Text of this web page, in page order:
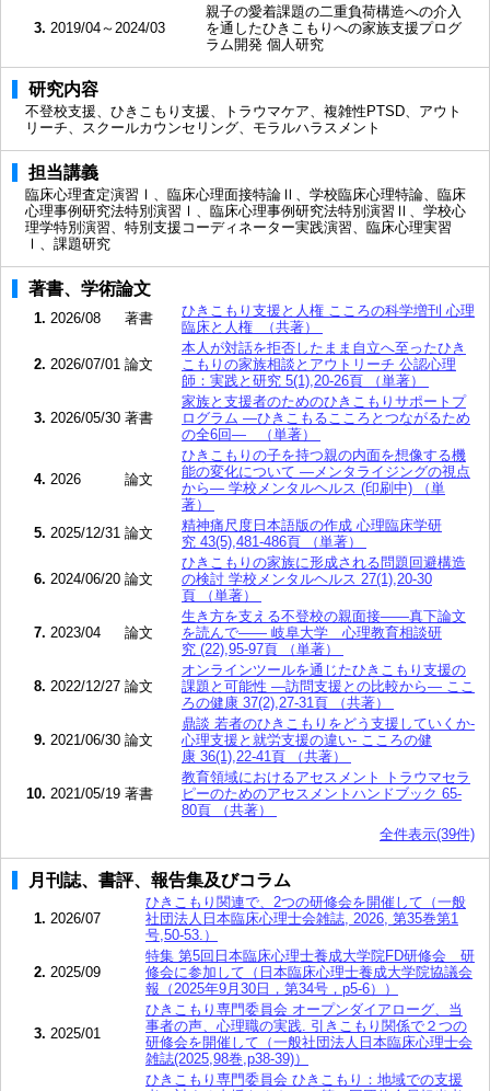
3. 2019/04～2024/03
親子の愛着課題の二重負荷構造への介入
を通したひきこもりへの家族支援プログ
ラム開発 個人研究
研究内容
不登校支援、ひきこもり支援、トラウマケア、複雑性PTSD、アウト
リーチ、スクールカウンセリング、モラルハラスメント
担当講義
臨床心理査定演習Ⅰ、臨床心理面接特論Ⅱ、学校臨床心理特論、臨床
心理事例研究法特別演習Ⅰ、臨床心理事例研究法特別演習Ⅱ、学校心
理学特別演習、特別支援コーディネーター実践演習、臨床心理実習
Ⅰ、課題研究
著書、学術論文
1. 2026/08 著書
ひきこもり支援と人権 こころの科学増刊 心理
臨床と人権 （共著）
2. 2026/07/01 論文
本人が対話を拒否したまま自立へ至ったひき
こもりの家族相談とアウトリーチ 公認心理
師：実践と研究 5(1),20-26頁 （単著）
3. 2026/05/30 著書
家族と支援者のためのひきこもりサポートプ
ログラム ―ひきこもるこころとつながるため
の全6回― （単著）
4. 2026 論文
ひきこもりの子を持つ親の内面を想像する機
能の変化について ―メンタライジングの視点
から― 学校メンタルヘルス (印刷中) （単
著）
5. 2025/12/31 論文
精神痛尺度日本語版の作成 心理臨床学研
究 43(5),481-486頁 （単著）
6. 2024/06/20 論文
ひきこもりの家族に形成される問題回避構造
の検討 学校メンタルヘルス 27(1),20-30
頁 （単著）
7. 2023/04 論文
生き方を支える不登校の親面接――真下論文
を読んで―― 岐阜大学 心理教育相談研
究 (22),95-97頁 （単著）
8. 2022/12/27 論文
オンラインツールを通じたひきこもり支援の
課題と可能性 ―訪問支援との比較から― ここ
ろの健康 37(2),27-31頁 （共著）
9. 2021/06/30 論文
鼎談 若者のひきこもりをどう支援していくか-
心理支援と就労支援の違い- こころの健
康 36(1),22-41頁 （共著）
10. 2021/05/19 著書
教育領域におけるアセスメント トラウマセラ
ピーのためのアセスメントハンドブック 65-
80頁 （共著）
全件表示(39件)
月刊誌、書評、報告集及びコラム
1. 2026/07
ひきこもり関連で、2つの研修会を開催して（一般
社団法人日本臨床心理士会雑誌, 2026, 第35巻第1
号,50-53.）
2. 2025/09
特集 第5回日本臨床心理士養成大学院FD研修会 研
修会に参加して（日本臨床心理士養成大学院協議会
報（2025年9月30日，第34号，p5-6））
3. 2025/01
ひきこもり専門委員会 オープンダイアローグ、当
事者の声、心理職の実践. 引きこもり関係で２つの
研修会を開催して（一般社団法人日本臨床心理士会
雑誌(2025,98巻,p38-39)）
ひきこもり専門委員会 ひきこもり：地域での支援